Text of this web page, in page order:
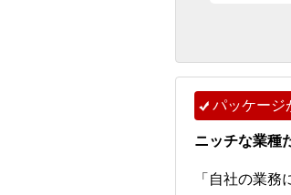
パッケージ
ニッチな業種
「自社の業